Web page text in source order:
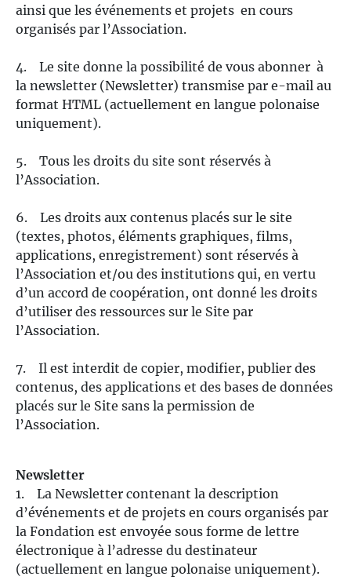
ainsi que les événements et projets en cours
organisés par l’Association.
4. Le site donne la possibilité de vous abonner à
la newsletter (Newsletter) transmise par e-mail au
format HTML (actuellement en langue polonaise
uniquement).
5. Tous les droits du site sont réservés à
l’Association.
6. Les droits aux contenus placés sur le site
(textes, photos, éléments graphiques, films,
applications, enregistrement) sont réservés à
l’Association et/ou des institutions qui, en vertu
d’un accord de coopération, ont donné les droits
d’utiliser des ressources sur le Site par
l’Association.
7. Il est interdit de copier, modifier, publier des
contenus, des applications et des bases de données
placés sur le Site sans la permission de
l’Association.
Newsletter
1. La Newsletter contenant la description
d’événements et de projets en cours organisés par
la Fondation est envoyée sous forme de lettre
électronique à l’adresse du destinateur
(actuellement en langue polonaise uniquement).